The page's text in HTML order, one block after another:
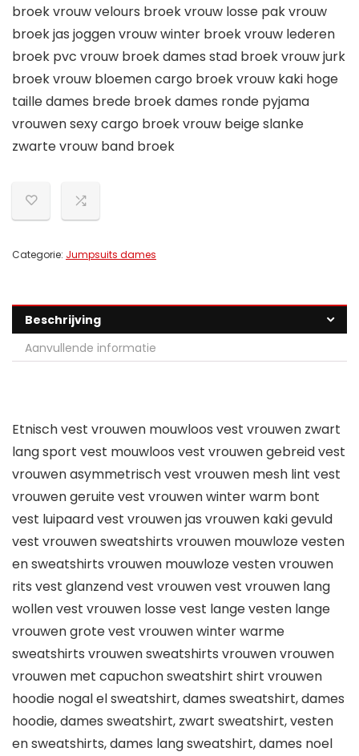
broek vrouw velours broek vrouw losse pak vrouw
broek jas joggen vrouw winter broek vrouw lederen
broek pvc vrouw broek dames stad broek vrouw jurk
broek vrouw bloemen cargo broek vrouw kaki hoge
taille dames brede broek dames ronde pyjama
vrouwen sexy cargo broek vrouw beige slanke
zwarte vrouw band broek
Categorie: Jumpsuits dames
Beschrijving
Aanvullende informatie
Etnisch vest vrouwen mouwloos vest vrouwen zwart
lang sport vest mouwloos vest vrouwen gebreid vest
vrouwen asymmetrisch vest vrouwen mesh lint vest
vrouwen geruite vest vrouwen winter warm bont
vest luipaard vest vrouwen jas vrouwen kaki gevuld
vest vrouwen sweatshirts vrouwen mouwloze vesten
en sweatshirts vrouwen mouwloze vesten vrouwen
rits vest glanzend vest vrouwen vest vrouwen lang
wollen vest vrouwen losse vest lange vesten lange
vrouwen grote vest vrouwen winter warme
sweatshirts vrouwen sweatshirts vrouwen vrouwen
vrouwen met capuchon sweatshirt shirt vrouwen
hoodie nogal el sweatshirt, dames sweatshirt, dames
hoodie, dames sweatshirt, zwart sweatshirt, vesten
en sweatshirts, dames lang sweatshirt, dames noel